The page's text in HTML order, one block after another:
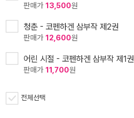
판매가 13,500원
청춘 - 코펜하겐 삼부작 제2권
판매가 12,600원
어린 시절 - 코펜하겐 삼부작 제1권
판매가 11,700원
전체선택